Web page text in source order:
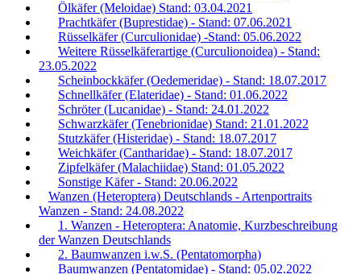
Ölkäfer (Meloidae) Stand: 03.04.2021
Prachtkäfer (Buprestidae) - Stand: 07.06.2021
Rüsselkäfer (Curculionidae) -Stand: 05.06.2022
Weitere Rüsselkäferartige (Curculionoidea) - Stand:
23.05.2022
Scheinbockkäfer (Oedemeridae) - Stand: 18.07.2017
Schnellkäfer (Elateridae) - Stand: 01.06.2022
Schröter (Lucanidae) - Stand: 24.01.2022
Schwarzkäfer (Tenebrionidae) Stand: 21.01.2022
Stutzkäfer (Histeridae) - Stand: 18.07.2017
Weichkäfer (Cantharidae) - Stand: 18.07.2017
Zipfelkäfer (Malachiidae) Stand: 01.05.2022
Sonstige Käfer - Stand: 20.06.2022
Wanzen (Heteroptera) Deutschlands - Artenportraits
Wanzen - Stand: 24.08.2022
1. Wanzen - Heteroptera: Anatomie, Kurzbeschreibung
der Wanzen Deutschlands
2. Baumwanzen i.w.S. (Pentatomorpha)
Baumwanzen (Pentatomidae) - Stand: 05.02.2022